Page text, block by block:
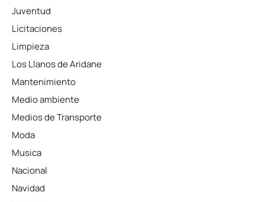
Juventud
Licitaciones
Limpieza
Los Llanos de Aridane
Mantenimiento
Medio ambiente
Medios de Transporte
Moda
Musica
Nacional
Navidad